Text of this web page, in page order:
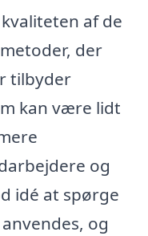
af de
der
tilbyder
kan være lidt
og
idé at spørge
og